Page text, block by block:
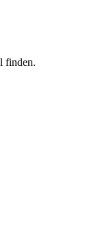
finden.